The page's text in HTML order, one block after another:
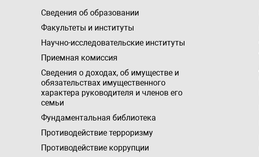
Сведения об образовании
Факультеты и институты
Научно-исследовательские институты
Приемная комиссия
Сведения о доходах, об имуществе и
обязательствах имущественного
характера руководителя и членов его
семьи
Фундаментальная библиотека
Противодействие терроризму
Противодействие коррупции